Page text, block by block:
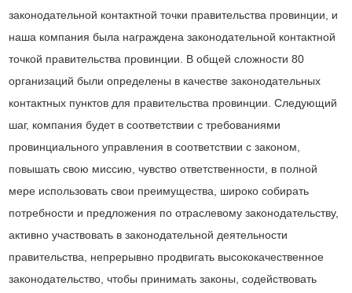
законодательной контактной точки правительства провинции, и
наша компания была награждена законодательной контактной
точкой правительства провинции. В общей сложности 80
организаций были определены в качестве законодательных
контактных пунктов для правительства провинции. Следующий
шаг, компания будет в соответствии с требованиями
провинциального управления в соответствии с законом,
повышать свою миссию, чувство ответственности, в полной
мере использовать свои преимущества, широко собирать
потребности и предложения по отраслевому законодательству,
активно участвовать в законодательной деятельности
правительства, непрерывно продвигать высококачественное
законодательство, чтобы принимать законы, содействовать